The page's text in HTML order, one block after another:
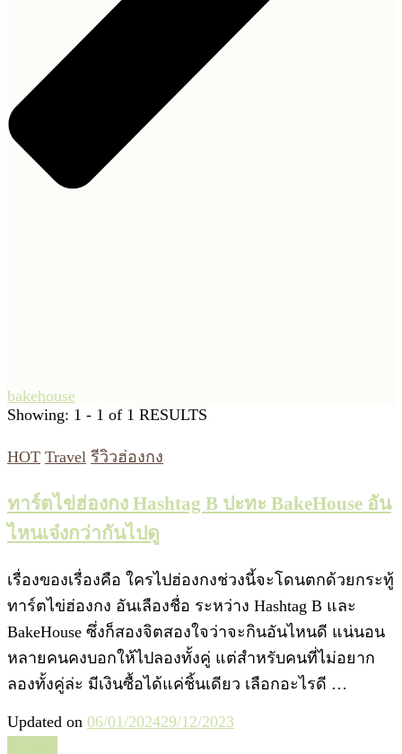
bakehouse
Showing: 1 - 1 of 1 RESULTS
HOT Travel รีวิวฮ่องกง
ทาร์ตไข่ฮ่องกง Hashtag B ปะทะ BakeHouse อัน
ไหนเจ๋งกว่ากันไปดู
เรื่องของเรื่องคือ ใครไปฮ่องกงช่วงนี้จะโดนตกด้วยกระทู้
ทาร์ตไข่ฮ่องกง อันเลืองชื่อ ระหว่าง Hashtag B และ
BakeHouse ซึ่งก็สองจิตสองใจว่าจะกินอันไหนดี แน่นอน
หลายคนคงบอกให้ไปลองทั้งคู่ แต่สำหรับคนที่ไม่อยาก
ลองทั้งคู่ล่ะ มีเงินซื้อได้แค่ชิ้นเดียว เลือกอะไรดี …
Updated on 06/01/202429/12/2023